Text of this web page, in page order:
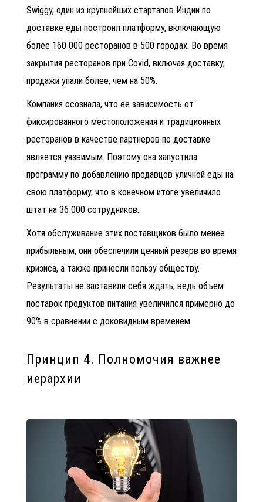
Swiggy, один из крупнейших стартапов Индии по
доставке еды построил платформу, включающую
более 160 000 ресторанов в 500 городах. Во время
закрытия ресторанов при Covid, включая доставку,
продажи упали более, чем на 50%.
Компания осознала, что ее зависимость от
фиксированного местоположения и традиционных
ресторанов в качестве партнеров по доставке
является уязвимым. Поэтому она запустила
программу по добавлению продавцов уличной еды на
свою платформу, что в конечном итоге увеличило
штат на 36 000 сотрудников.
Хотя обслуживание этих поставщиков было менее
прибыльным, они обеспечили ценный резерв во время
кризиса, а также принесли пользу обществу.
Результаты не заставили себя ждать, ведь объем
поставок продуктов питания увеличился примерно до
90% в сравнении с доковидным временем.
Принцип 4. Полномочия важнее
иерархии